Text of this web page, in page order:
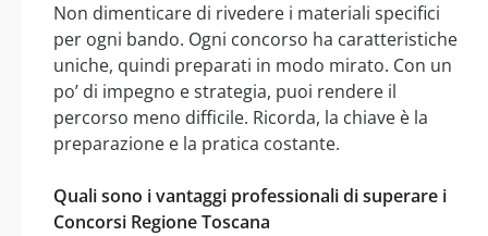
Non dimenticare di rivedere i materiali specifici
per ogni bando. Ogni concorso ha caratteristiche
uniche, quindi preparati in modo mirato. Con un
po’ di impegno e strategia, puoi rendere il
percorso meno difficile. Ricorda, la chiave è la
preparazione e la pratica costante.
Quali sono i vantaggi professionali di superare i
Concorsi Regione Toscana